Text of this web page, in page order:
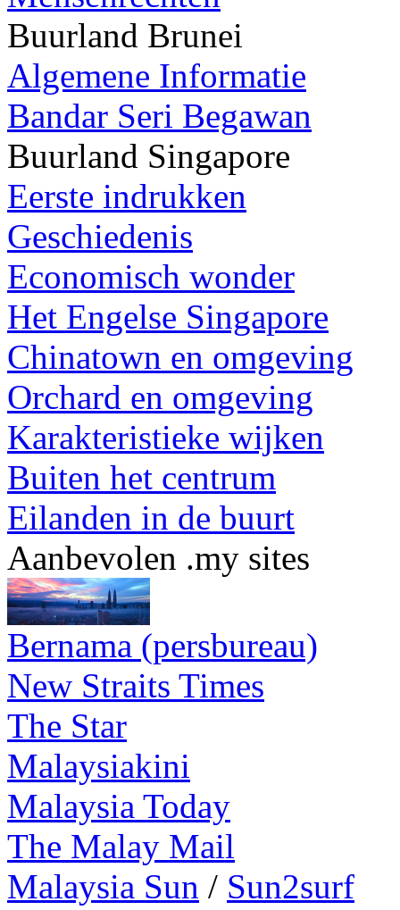
Buurland Brunei
Algemene Informatie
Bandar Seri Begawan
Buurland Singapore
Eerste indrukken
Geschiedenis
Economisch wonder
Het Engelse Singapore
Chinatown en omgeving
Orchard en omgeving
Karakteristieke wijken
Buiten het centrum
Eilanden in de buurt
Aanbevolen .my sites
Bernama (persbureau)
New Straits Times
The Star
Malaysiakini
Malaysia Today
The Malay Mail
Malaysia Sun / Sun2surf